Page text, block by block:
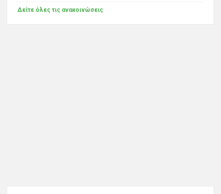
Δείτε όλες τις ανακοινώσεις